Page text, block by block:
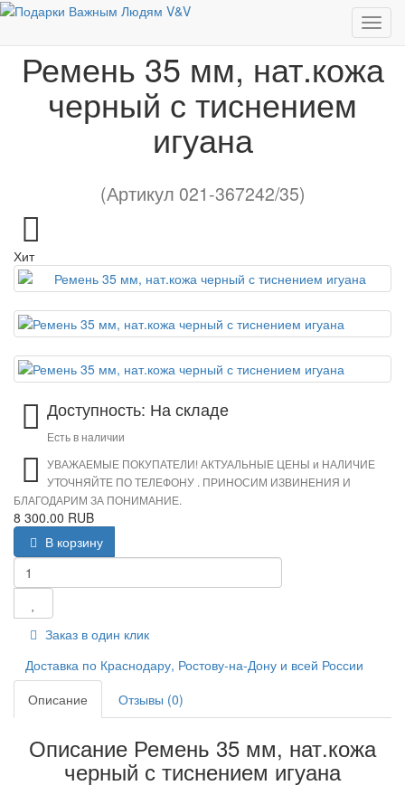
Ремень 35 мм, нат.кожа черный с тиснением игуана
Ремень 35 мм, нат.кожа
черный с тиснением
игуана
(Артикул 021-367242/35)
Хит
Доступность: На складе
Есть в наличии
УВАЖАЕМЫЕ ПОКУПАТЕЛИ! АКТУАЛЬНЫЕ ЦЕНЫ и НАЛИЧИЕ
УТОЧНЯЙТЕ ПО ТЕЛЕФОНУ . ПРИНОСИМ ИЗВИНЕНИЯ И
БЛАГОДАРИМ ЗА ПОНИМАНИЕ.
8 300.00 RUB
В корзину
Заказ в один клик
Доставка по Краснодару, Ростову-на-Дону и всей России
Описание
Отзывы (0)
Описание Ремень 35 мм, нат.кожа
черный с тиснением игуана